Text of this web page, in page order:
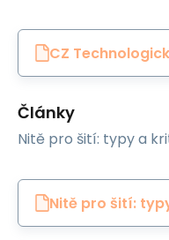
CZ
Články
Nitě pro šití: typy a
Nitě pro šití: